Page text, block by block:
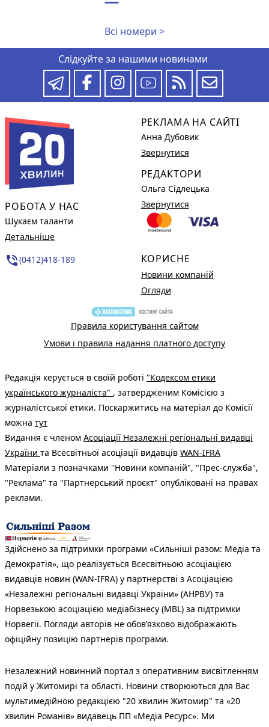
Всі номери >
Слідкуйте за нашими новинами
РОБОТА У НАС
Шукаєм таланти
Детальніше
phone_in_talk(0412)418-189
РЕКЛАМА НА САЙТІ
Анна Дубовик
Звернутися
РЕДАКТОРИ
Ольга Сідлецька
Звернутися
КОРИСНЕ
Новини компаній
Огляди
Правила користування сайтом
Умови і правила надання платного доступу
Редакція керується в своїй роботі "Кодексом етики
українського журналіста" , затвердженим Комісією з
журналістської етики. Поскаржитись на матеріал до Комісії
можна тут
Видання є членом Асоціації Незалежні регіональні видавці
України та Всесвітньої асоціації видавців WAN-IFRA
Матеріали з позначками "Новини компаній", "Прес-служба",
"Реклама" та "Партнерський проєкт" опубліковані на правах
реклами.
Здійснено за підтримки програми «Сильніші разом: Медіа та
Демократія», що реалізується Всесвітньою асоціацією
видавців новин (WAN-IFRA) у партнерстві з Асоціацією
«Незалежні регіональні видавці України» (АНРВУ) та
Норвезькою асоціацією медіабізнесу (MBL) за підтримки
Норвегії. Погляди авторів не обов’язково відображають
офіційну позицію партнерів програми.
Незалежний новинний портал з оперативним висвітленням
подій у Житомирі та області. Новини створюються для Вас
мультимедійною редакцією "20 хвилин Житомир" та «20
хвилин Романів» видавець ПП «Медіа Ресурс». Ми